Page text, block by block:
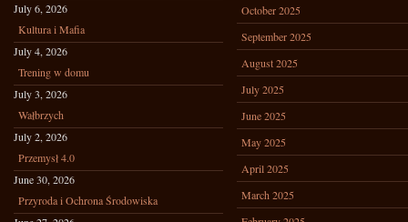
July 6, 2026
Kultura i Mafia
July 4, 2026
Trening w domu
July 3, 2026
Wałbrzych
July 2, 2026
Przemysł 4.0
June 30, 2026
Przyroda i Ochrona Środowiska
October 2025
September 2025
August 2025
July 2025
June 2025
May 2025
April 2025
March 2025